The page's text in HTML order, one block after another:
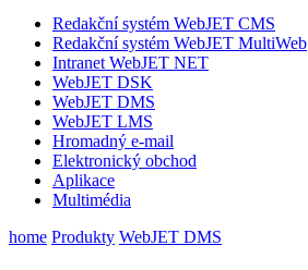
Redakční systém WebJET CMS
Redakční systém WebJET MultiWeb
Intranet WebJET NET
WebJET DSK
WebJET DMS
WebJET LMS
Hromadný e-mail
Elektronický obchod
Aplikace
Multimédia
home Produkty WebJET DMS